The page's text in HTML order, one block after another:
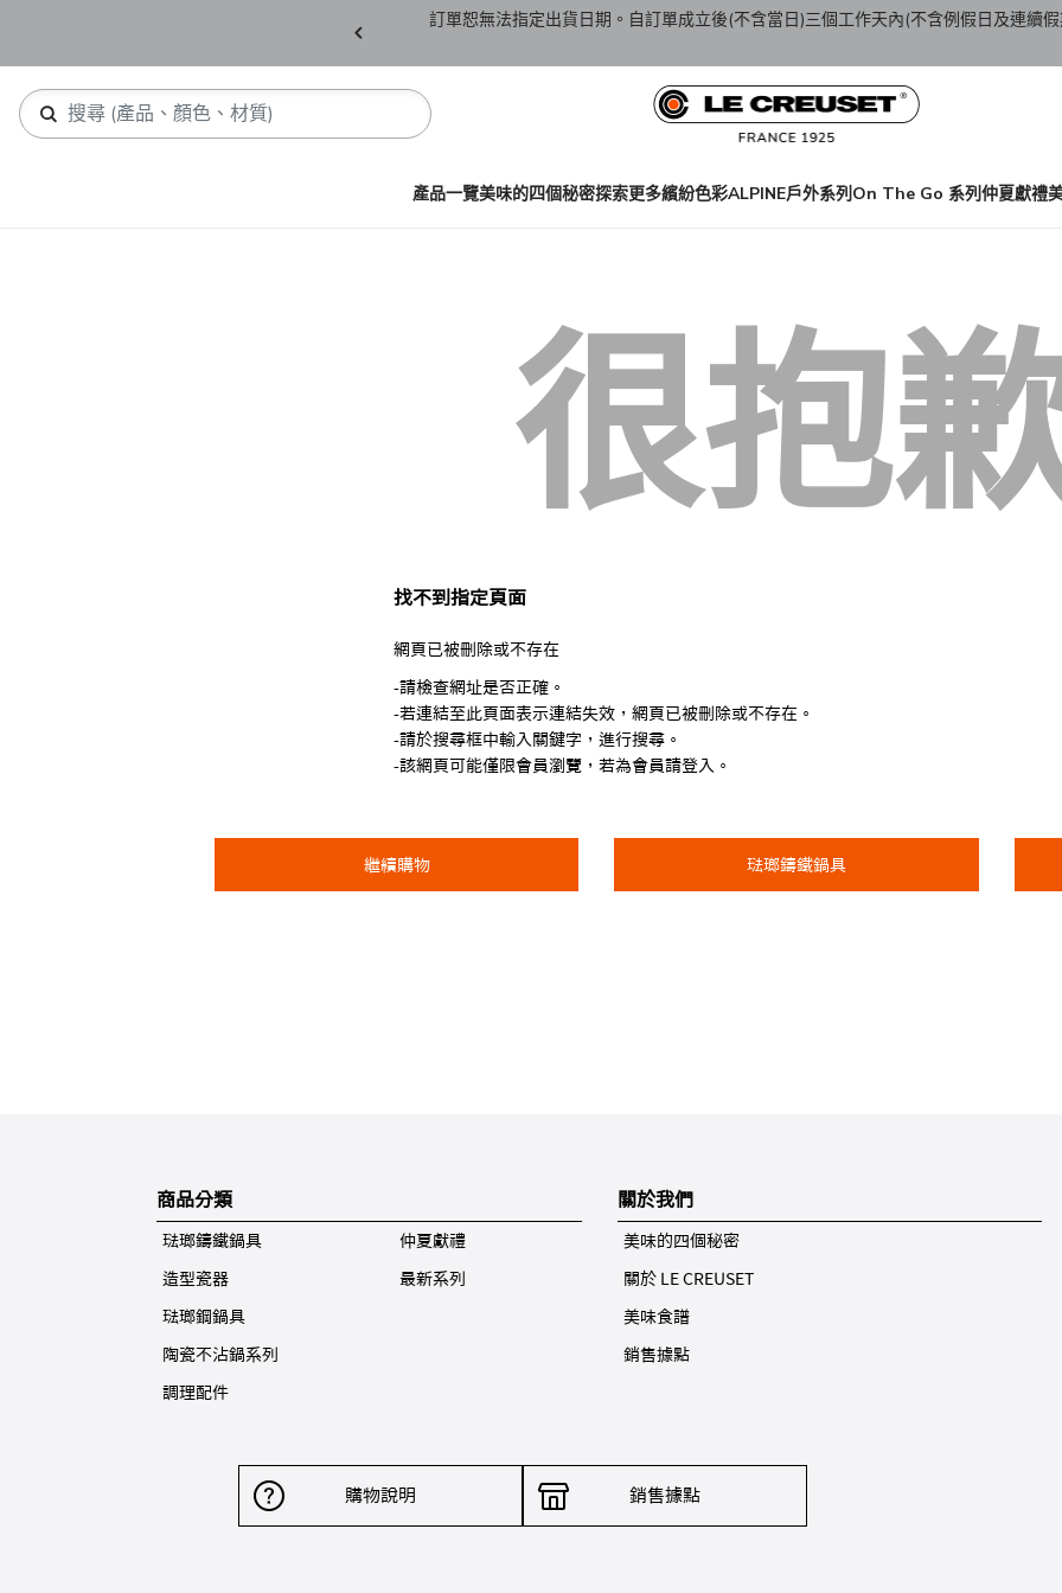
訂單恕無法指定出貨日期。自訂單成立後(不含當日)三個工作天內(不含例假日及連續假
產品一覽美味的四個秘密探索更多繽紛色彩ALPINE戶外系列On The Go 系列仲夏獻禮
很抱
找不到指定頁面
網頁已被刪除或不存在
-請檢查網址是否正確。
-若連結至此頁面表示連結失效，網頁已被刪除或不存在。
-請於搜尋框中輸入關鍵字，進行搜尋。
-該網頁可能僅限會員瀏覽，若為會員請登入。
繼續購物 琺瑯鑄鐵鍋具
商品分類
琺瑯鑄鐵鍋具
造型瓷器
琺瑯鋼鍋具
陶瓷不沾鍋系列
調理配件
仲夏獻禮
最新系列
關於我們
美味的四個秘密
關於 LE CREUSET
美味食譜
銷售據點
購物說明 銷售據點